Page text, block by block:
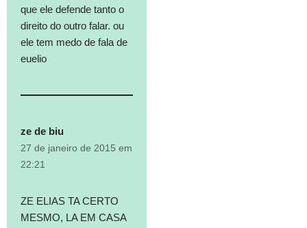
que ele defende tanto o
direito do outro falar. ou
ele tem medo de fala de
euelio
ze de biu
27 de janeiro de 2015 em
22:21
ZE ELIAS TA CERTO
MESMO, LA EM CASA